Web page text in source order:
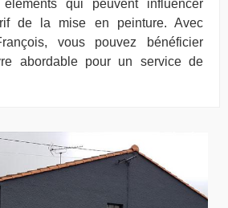
qui peuvent influencer
de la mise en peinture. Avec
vous pouvez bénéficier
abordable pour un service de